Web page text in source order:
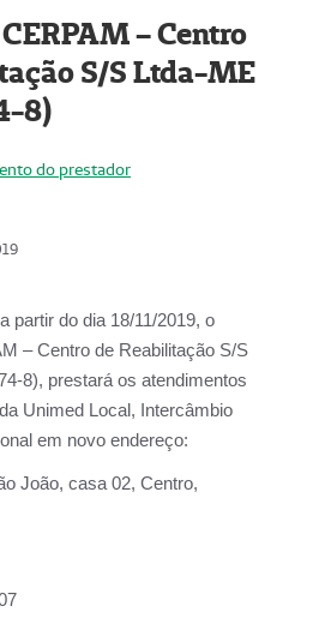
– Centro
S/S Ltda-ME
8)
do prestador
partir do dia 18/11/2019, o
– Centro de Reabilitação S/S
8), prestará os atendimentos
Unimed Local, Intercâmbio
em novo endereço:
João, casa 02, Centro,